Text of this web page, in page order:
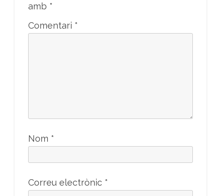
amb *
Comentari *
Nom *
Correu electrònic *